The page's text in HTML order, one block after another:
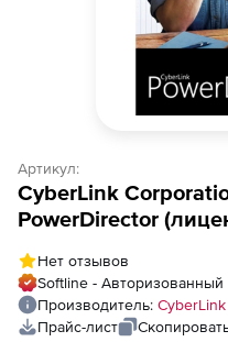
Артикул:
CyberLink
PowerDirector
Нет отзывов
Softline -
Производитель:
Прайс-лист